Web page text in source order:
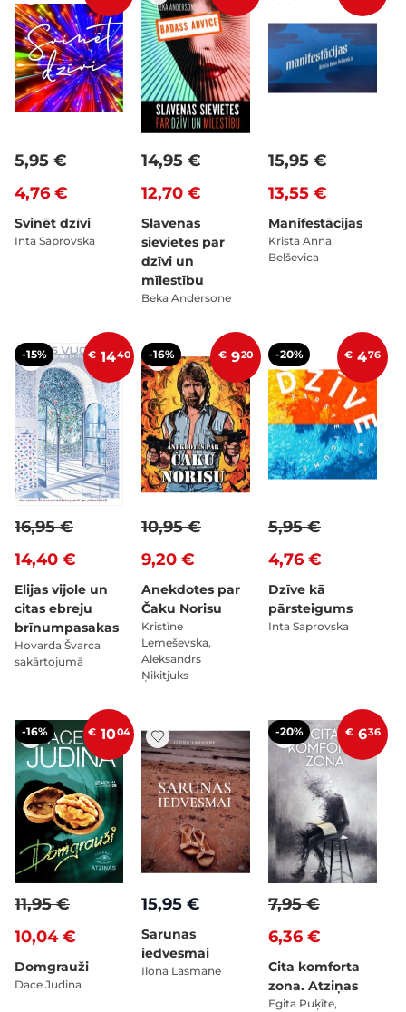
4,76 €
5,95 €
Svinēt dzīvi
Inta Saprovska
12,70 €
14,95 €
Slavenas
sievietes par
dzīvi un
mīlestību
Beka Andersone
13,55 €
15,95 €
Manifestācijas
Krista Anna
Belševica
-15% € 1440
14,40 €
16,95 €
Elijas vijole un
citas ebreju
brīnumpasakas
Hovarda Švarca
sakārtojumā
-16% € 920
9,20 €
10,95 €
Anekdotes par
Čaku Norisu
Kristīne
Lemeševska,
Aleksandrs
Ņikitjuks
-20% € 476
4,76 €
5,95 €
Dzīve kā
pārsteigums
Inta Saprovska
-16% € 1004
10,04 €
11,95 €
Domgrauži
Dace Judina
15,95 €
Sarunas
iedvesmai
Ilona Lasmane
-20% € 636
6,36 €
7,95 €
Cita komforta
zona. Atziņas
Egita Puķīte,